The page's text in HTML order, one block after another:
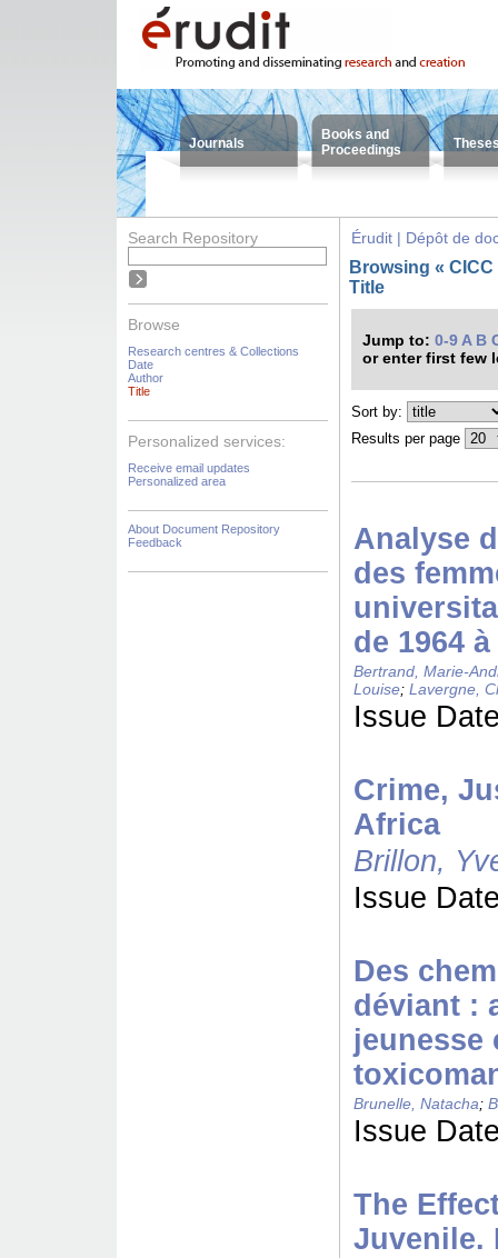
Journals
Books and
Proceedings
Search Repository
Browse
Research centres & Collections
Date
Author
Title
Personalized services:
Receive email updates
Personalized area
About Document Repository
Feedback
Érudit | Dépôt de
Browsing «
Title
Jump to: 0-9 A B
or enter first few
Sort by:
Results per page
Analyse
des
de 1964 à
Bertrand, Marie-
Louise; Lavergne,
Issue
Crime,
Africa
Brillon,
Issue
Des
déviant :
jeunesse
Brunelle, Natacha;
Issue
The
Juvenile.